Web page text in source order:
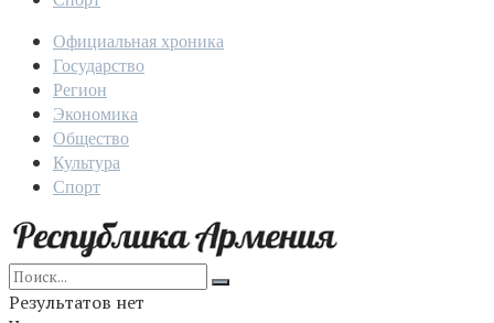
Официальная хроника
Государство
Регион
Экономика
Общество
Культура
Спорт
Результатов нет